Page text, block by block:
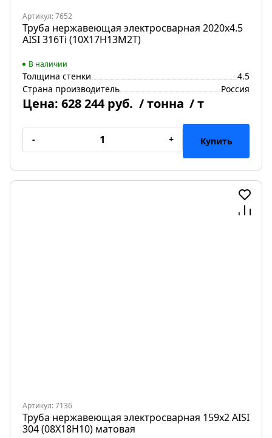
Артикул: 7652
Труба нержавеющая электросварная 2020х4.5
AISI 316Ti (10Х17Н13М2Т)
В наличии
Толщина стенки
4.5
Страна производитель
Россия
Цена: 628 244 руб. / тонна / т
- + Купить
Артикул: 7136
Труба нержавеющая электросварная 159х2 AISI
304 (08Х18Н10) матовая